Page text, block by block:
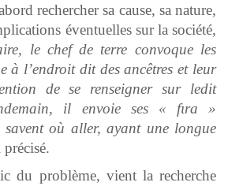
rechercher sa cause, sa nature,
éventuelles sur la société,
le chef de terre convoque les
à l’endroit dit des ancêtres et leur
de se renseigner sur ledit
il envoie ses « fɩra »
savent où aller, ayant une longue
du problème, vient la recherche